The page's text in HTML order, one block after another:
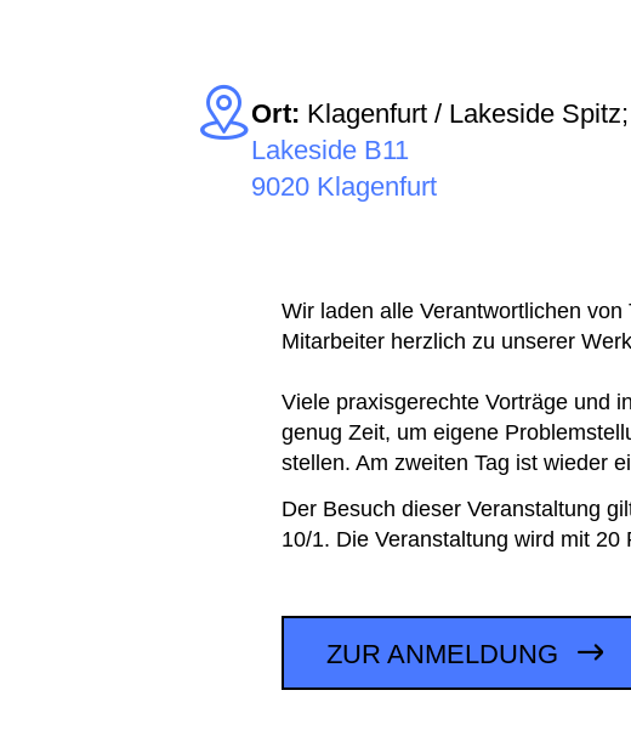
Ort: Klagenfurt / Lakeside Spitz;
Lakeside B11
9020 Klagenfurt
Wir laden alle Verantwortlichen
Mitarbeiter herzlich zu unserer
Viele praxisgerechte Vorträge und
genug Zeit, um eigene
stellen. Am zweiten Tag ist wieder
Der Besuch dieser Veranstaltung
10/1. Die Veranstaltung wird mit 20
ZUR ANMELDUNG